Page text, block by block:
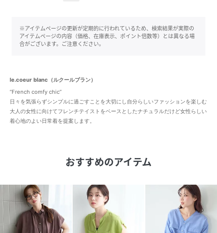
※アイテムページの更新が定期的に行われているため、検索結果が実際の
アイテムページの内容（価格、在庫表示、ポイント倍数等）とは異なる場
合がございます。ご注意ください。
le.coeur blanc（ルクールブラン）
“French comfy chic”
日々を気張らずシンプルに過ごすことを大切にし自分らしいファッションを楽しむ
大人の女性に向けてフレンチテイストをベースとしたナチュラルだけど女性らしい
着心地のよい日常着を提案します。
おすすめのアイテム